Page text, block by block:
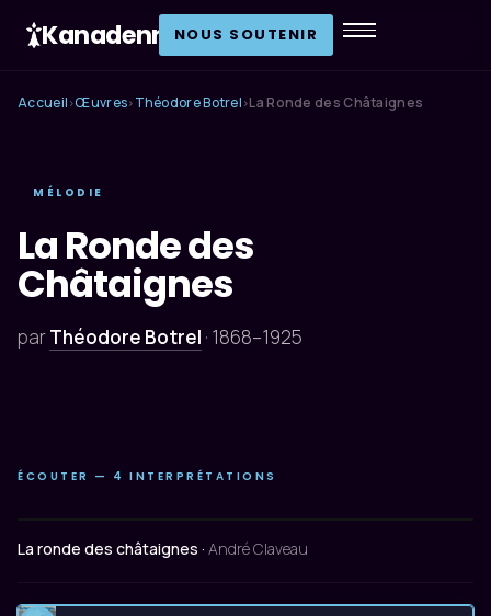
Kanadenn NOUS SOUTENIR
Accueil ›Œuvres› Théodore Botrel ›La Ronde des Châtaignes
MÉLODIE
La Ronde des
Châtaignes
parThéodore Botrel · 1868–1925
ÉCOUTER — 4 INTERPRÉTATIONS
La ronde des châtaignes · André Claveau